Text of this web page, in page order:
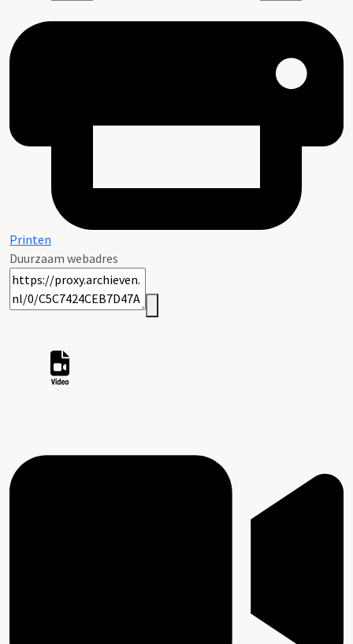
Printen
Duurzaam webadres